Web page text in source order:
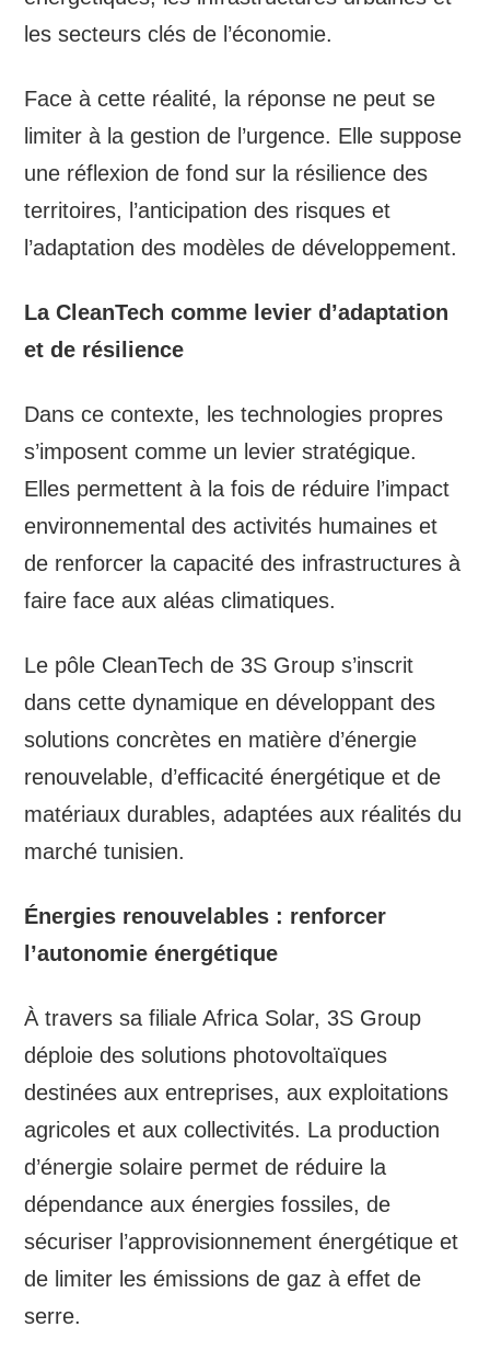
les secteurs clés de l’économie.
Face à cette réalité, la réponse ne peut se
limiter à la gestion de l’urgence. Elle suppose
une réflexion de fond sur la résilience des
territoires, l’anticipation des risques et
l’adaptation des modèles de développement.
La CleanTech comme levier d’adaptation
et de résilience
Dans ce contexte, les technologies propres
s’imposent comme un levier stratégique.
Elles permettent à la fois de réduire l’impact
environnemental des activités humaines et
de renforcer la capacité des infrastructures à
faire face aux aléas climatiques.
Le pôle CleanTech de 3S Group s’inscrit
dans cette dynamique en développant des
solutions concrètes en matière d’énergie
renouvelable, d’efficacité énergétique et de
matériaux durables, adaptées aux réalités du
marché tunisien.
Énergies renouvelables : renforcer
l’autonomie énergétique
À travers sa filiale Africa Solar, 3S Group
déploie des solutions photovoltaïques
destinées aux entreprises, aux exploitations
agricoles et aux collectivités. La production
d’énergie solaire permet de réduire la
dépendance aux énergies fossiles, de
sécuriser l’approvisionnement énergétique et
de limiter les émissions de gaz à effet de
serre.